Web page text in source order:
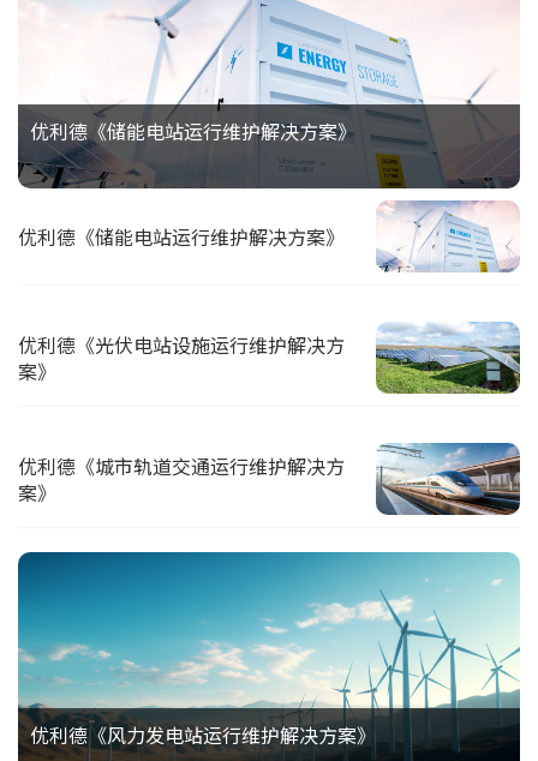
优利德《储能电站运行维护解决方案》
优利德《储能电站运行维护解决方案》
优利德《光伏电站设施运行维护解决方
案》
优利德《城市轨道交通运行维护解决方
案》
优利德《风力发电站运行维护解决方案》